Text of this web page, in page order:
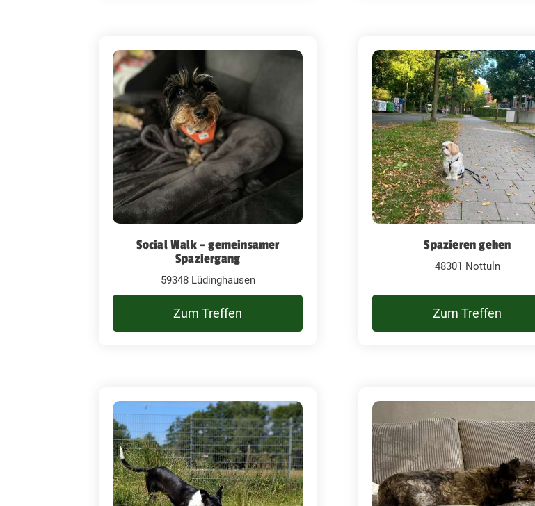
Social Walk - gemeinsamer
Spaziergang
59348 Lüdinghausen
Zum Treffen
Spazieren gehen
48301 Nottuln
Zum Treffen